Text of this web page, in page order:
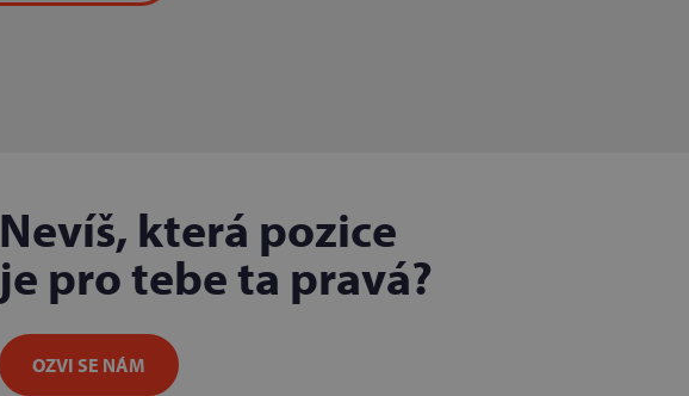
Nevíš, která pozice
je pro tebe ta pravá?
OZVI SE NÁM